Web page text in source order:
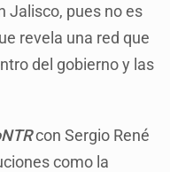
Jalisco, pues no es
revela una red que
del gobierno y las
con Sergio René
como la